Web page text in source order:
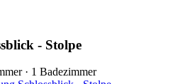
- Stolpe
· 1 Badezimmer